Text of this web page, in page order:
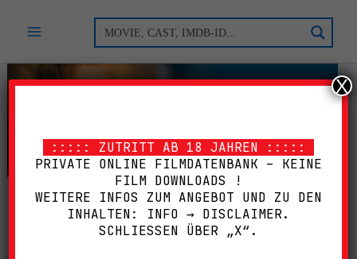
Inhalt
AIR FORCE ONE (1997)
[BD] [DD]
::::: ZUTRITT AB 18 JAHREN :::::
PRIVATE ONLINE FILMDATENBANK – KEINE
FILM DOWNLOADS !
WEITERE INFOS ZUM ANGEBOT UND ZU DEN
INHALTEN: INFO → DISCLAIMER.
SCHLIESSEN ÜBER „X“.
X